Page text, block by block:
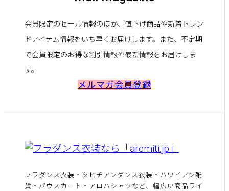
会員限定のセール情報のほか、値下げ商品や新着トレン
ドアイテム情報をいち早くお届けします。また、不定期
で会員限定のお得な割引情報や最新情報をお届けしま
す。
メルマガ会員登録
フラダンス衣装・タヒチアンダンス衣装・ハワイアン雑
貨・パウスカート・アロハシャツなど、幅広い商品ライ